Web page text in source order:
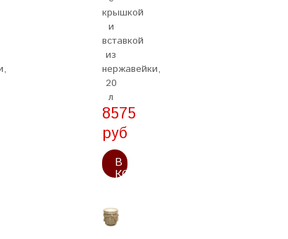
крышкой
и
вставкой
из
нержавейки,
20
л
8575
руб
В
КОРЗИНУ